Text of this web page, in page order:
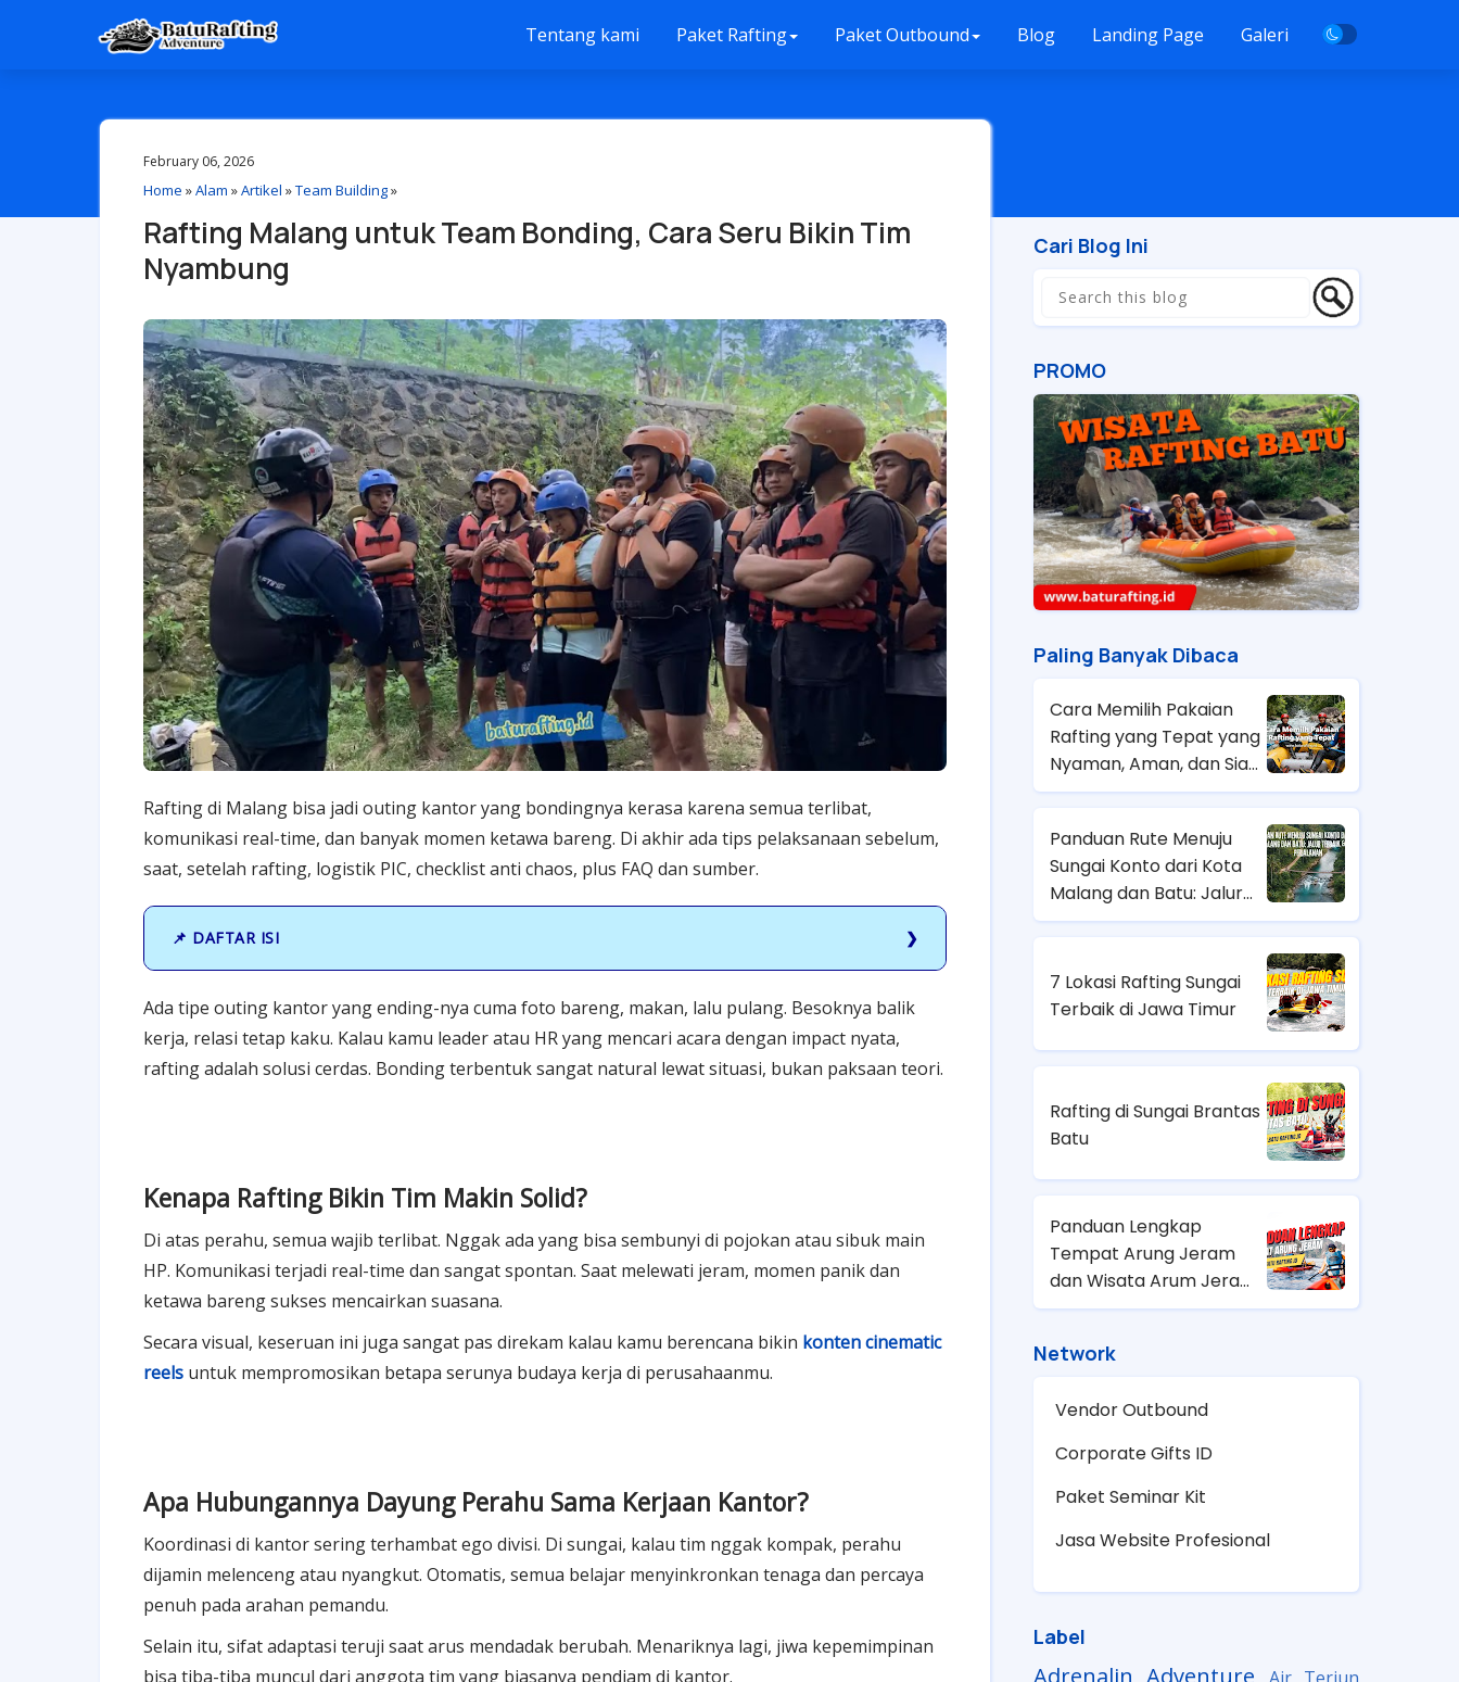
Tentang kami Paket Rafting Paket Outbound Blog Landing Page Galeri
February 06, 2026
Home »Alam »Artikel »Team Building»
Rafting Malang untuk Team Bonding, Cara Seru Bikin Tim
Nyambung
Rafting di Malang bisa jadi outing kantor yang bondingnya kerasa karena semua terlibat,
komunikasi real-time, dan banyak momen ketawa bareng. Di akhir ada tips pelaksanaan sebelum,
saat, setelah rafting, logistik PIC, checklist anti chaos, plus FAQ dan sumber.
📌 DAFTAR ISI
Ada tipe outing kantor yang ending-nya cuma foto bareng, makan, lalu pulang. Besoknya balik
kerja, relasi tetap kaku. Kalau kamu leader atau HR yang mencari acara dengan impact nyata,
rafting adalah solusi cerdas. Bonding terbentuk sangat natural lewat situasi, bukan paksaan teori.
Kenapa Rafting Bikin Tim Makin Solid?
Di atas perahu, semua wajib terlibat. Nggak ada yang bisa sembunyi di pojokan atau sibuk main
HP. Komunikasi terjadi real-time dan sangat spontan. Saat melewati jeram, momen panik dan
ketawa bareng sukses mencairkan suasana.
Secara visual, keseruan ini juga sangat pas direkam kalau kamu berencana bikin konten cinematic
reels untuk mempromosikan betapa serunya budaya kerja di perusahaanmu.
Apa Hubungannya Dayung Perahu Sama Kerjaan Kantor?
Koordinasi di kantor sering terhambat ego divisi. Di sungai, kalau tim nggak kompak, perahu
dijamin melenceng atau nyangkut. Otomatis, semua belajar menyinkronkan tenaga dan percaya
penuh pada arahan pemandu.
Selain itu, sifat adaptasi teruji saat arus mendadak berubah. Menariknya lagi, jiwa kepemimpinan
bisa tiba-tiba muncul dari anggota tim yang biasanya pendiam di kantor.
Cari Blog Ini
PROMO
Paling Banyak Dibaca
Cara Memilih Pakaian
Rafting yang Tepat yang
Nyaman, Aman, dan Siap
Hadapi Arus
Panduan Rute Menuju
Sungai Konto dari Kota
Malang dan Batu: Jalur
Terbaik & Tips
7 Lokasi Rafting Sungai
Terbaik di Jawa Timur
Rafting di Sungai Brantas
Batu
Panduan Lengkap
Tempat Arung Jeram
dan Wisata Arum Jeram
Terdekat di Indonesia
Network
Vendor Outbound
Corporate Gifts ID
Paket Seminar Kit
Jasa Website Profesional
Label